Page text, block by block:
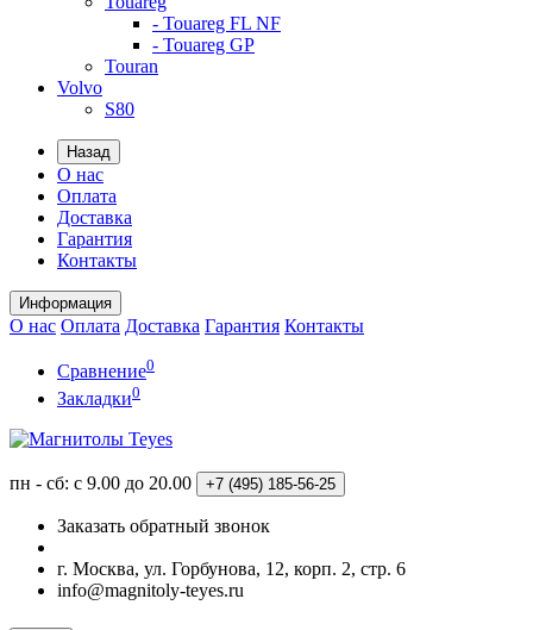
- Touareg FL NF
- Touareg GP
Touran
Volvo
S80
Назад
О нас
Оплата
Доставка
Гарантия
Контакты
Информация
О нас Оплата Доставка Гарантия Контакты
Сравнение0
Закладки0
пн - сб: с 9.00 до 20.00 +7 (495) 185-56-25
Заказать обратный звонок
г. Москва, ул. Горбунова, 12, корп. 2, стр. 6
info@magnitoly-teyes.ru